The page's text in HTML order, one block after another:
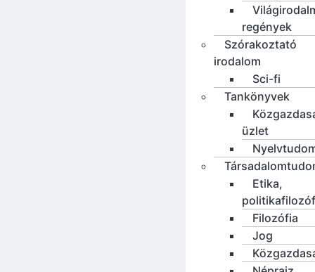
regények
Szórakoztató
irodalom
Sci-fi
Tankönyvek
üzlet
Etika,
Filozófia
Jog